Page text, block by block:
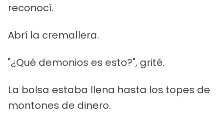
reconocí.
Abrí la cremallera.
"¿Qué demonios es esto?", grité.
La bolsa estaba llena hasta los topes de
montones de dinero.